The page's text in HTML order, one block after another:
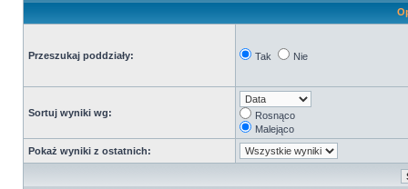
Przeszukaj poddziały: Tak Nie
Sortuj wyniki wg:
Rosnąco
Malejąco
Pokaż wyniki z ostatnich: